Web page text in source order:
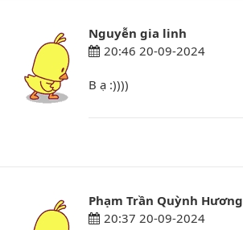
Nguyễn gia linh
20:46 20-09-2024
B ạ :))))
Phạm Trần Quỳnh Hương
20:37 20-09-2024